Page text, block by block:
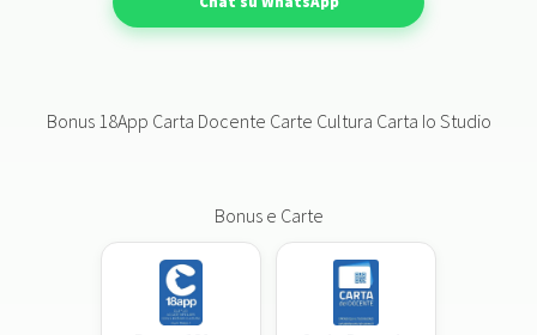
Bonus 18App Carta Docente Carte Cultura Carta Io Studio
Bonus e Carte